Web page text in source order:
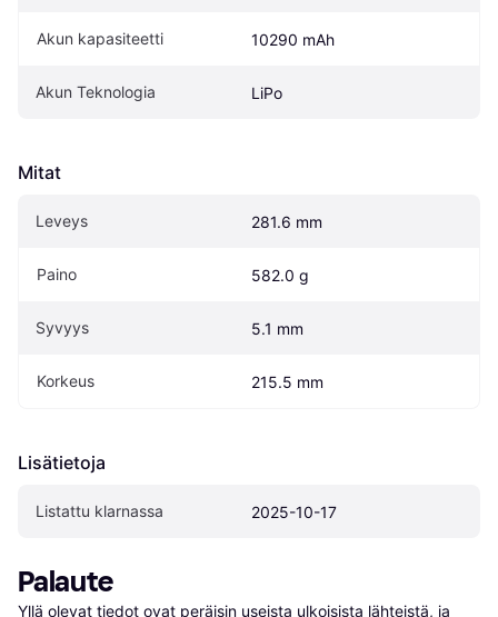
Akun kapasiteetti 10290 mAh
Akun Teknologia LiPo
Mitat
Leveys 281.6 mm
Paino 582.0 g
Syvyys 5.1 mm
Korkeus 215.5 mm
Lisätietoja
Listattu klarnassa 2025-10-17
Palaute
Yllä olevat tiedot ovat peräisin useista ulkoisista lähteistä, ja